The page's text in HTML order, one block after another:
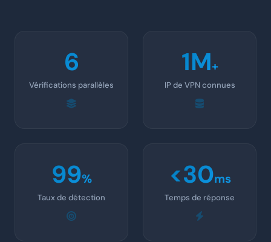
6
Vérifications parallèles
1M+
IP de VPN connues
99%
Taux de détection
<30ms
Temps de réponse